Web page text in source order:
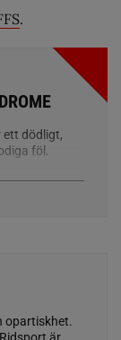
.
ett dödligt,
föl.
bärare
själva
blir
opartiskhet.